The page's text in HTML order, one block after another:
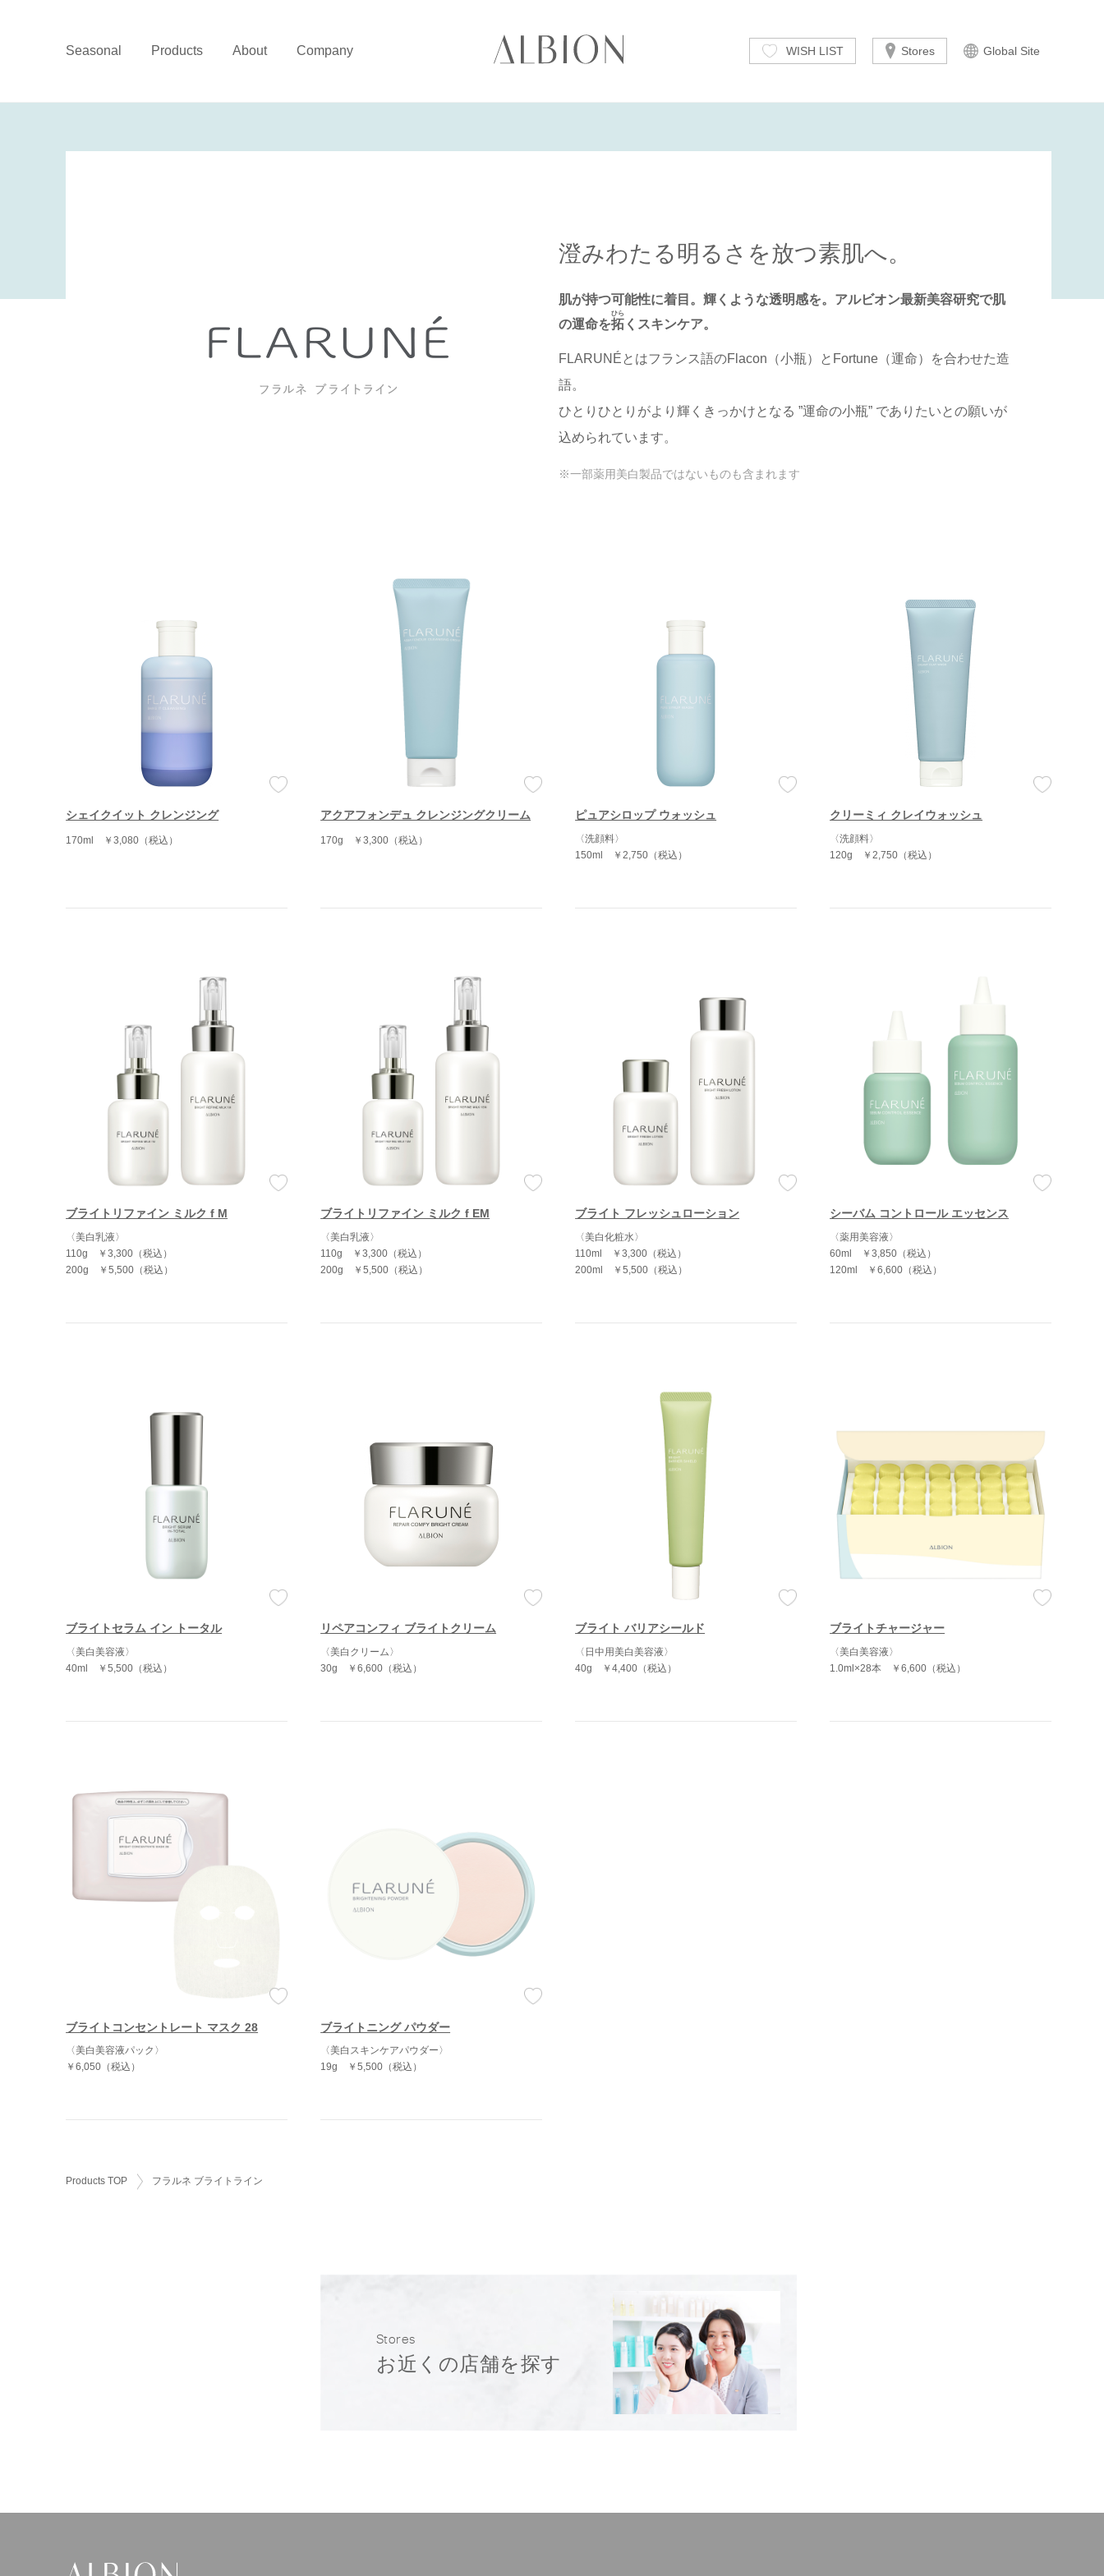
Seasonal Products About Company WISH LIST Stores Global Site
澄みわたる明るさを放つ素肌へ。
肌が持つ可能性に着目。輝くような透明感を。アルビオン最新美容研究で肌
の運命を拓
ひら
くスキンケア。
FLARUNÉとはフランス語のFlacon（小瓶）とFortune（運命）を合わせた造
語。
ひとりひとりがより輝くきっかけとなる ”運命の小瓶” でありたいとの願いが
込められています。
※一部薬用美白製品ではないものも含まれます
シェイクイット クレンジング
170ml ￥3,080（税込）
アクアフォンデュ クレンジングクリーム
170g ￥3,300（税込）
ピュアシロップ ウォッシュ
〈洗顔料〉
150ml
￥2,750（税込）
クリーミィ クレイウォッシュ
〈洗顔料〉
120g
￥2,750（税込）
ブライトリファイン ミルク f M
〈美白乳液〉
110g
￥3,300（税込）
200g
￥5,500（税込）
ブライトリファイン ミルク f EM
〈美白乳液〉
110g
￥3,300（税込）
200g
￥5,500（税込）
ブライト フレッシュローション
〈美白化粧水〉
110ml
￥3,300（税込）
200ml
￥5,500（税込）
シーバム コントロール エッセンス
〈薬用美容液〉
60ml
￥3,850（税込）
120ml
￥6,600（税込）
ブライトセラム イン トータル
〈美白美容液〉
40ml
￥5,500（税込）
リペアコンフィ ブライトクリーム
〈美白クリーム〉
30g
￥6,600（税込）
ブライト バリアシールド
〈日中用美白美容液〉
40g
￥4,400（税込）
ブライトチャージャー
〈美白美容液〉
1.0ml×28本
￥6,600（税込）
ブライトコンセントレート マスク 28
〈美白美容液パック〉
￥6,050（税込）
ブライトニング パウダー
〈美白スキンケアパウダー〉
19g
￥5,500（税込）
Products TOP フラルネ ブライトライン
Stores
お近くの店舗を探す